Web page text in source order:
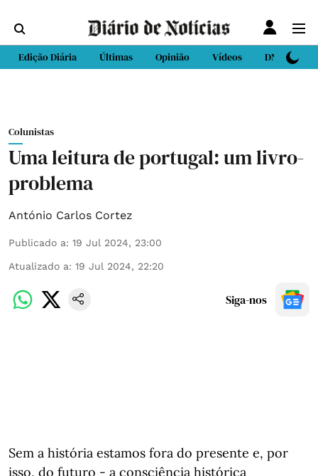
Edição Diária Últimas Opinião Vídeos DN Sport
Colunistas
Uma leitura de portugal: um livro-
problema
António Carlos Cortez
Publicado a: 19 Jul 2024, 23:00
Atualizado a: 19 Jul 2024, 22:20
Siga-nos
Sem a história estamos fora do presente e, por
isso, do futuro - a consciência histórica